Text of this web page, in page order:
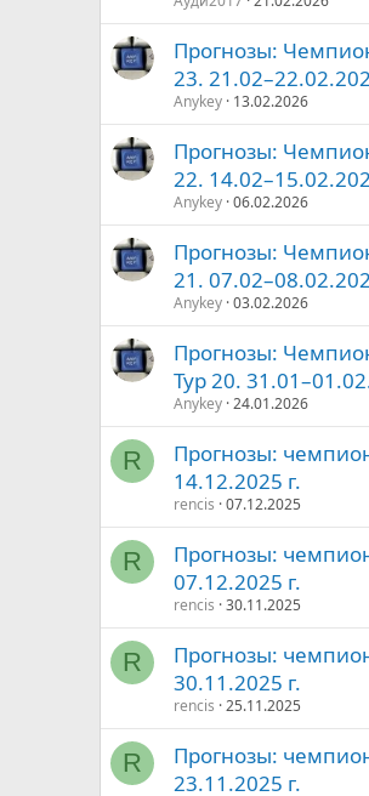
Прогнозы:
23.
Anykey 13.02.2026
Прогнозы:
22.
Anykey 06.02.2026
Прогнозы:
21.
Anykey 03.02.2026
Прогнозы:
Тур 20.
Anykey 24.01.2026
R
Прогнозы:
14.12.2025 г.
rencis 07.12.2025
R
Прогнозы:
07.12.2025 г.
rencis 30.11.2025
R
Прогнозы:
30.11.2025 г.
rencis 25.11.2025
R
Прогнозы:
23.11.2025 г.